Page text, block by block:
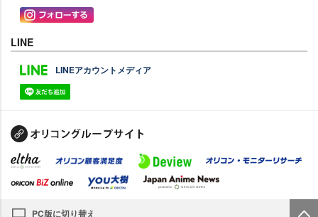
LINE
LINEアカウントメディア
PC版に切り替え